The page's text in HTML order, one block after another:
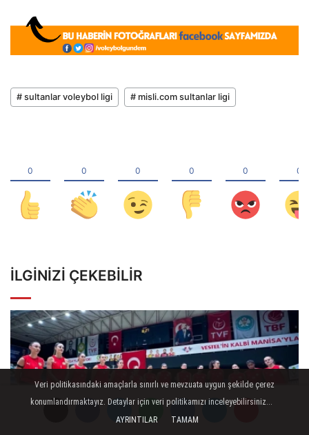
# sultanlar voleybol ligi # misli.com sultanlar ligi
İLGINIZI ÇEKEBILIR
Veri politikasındaki amaçlarla sınırlı ve mevzuata uygun şekilde çerez
konumlandırmaktayız. Detaylar için veri politikamızı inceleyebilirsiniz...
AYRINTILAR
TAMAM